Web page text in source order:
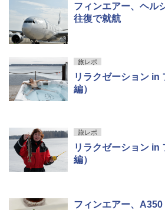
フィンエアー、ヘル
往復で就航
旅レポ
リラクゼーション in
編）
旅レポ
リラクゼーション in
編）
フィンエアー、